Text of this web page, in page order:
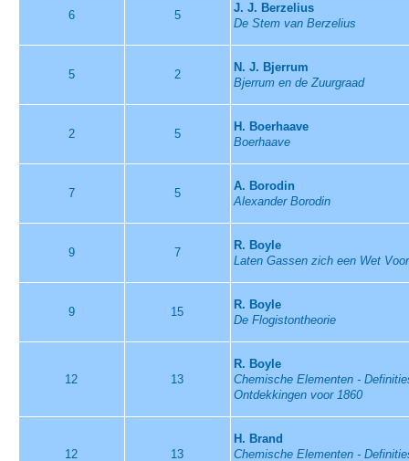
6 5
J. J. Berzelius
De Stem van Berzelius
5 2
N. J. Bjerrum
Bjerrum en de Zuurgraad
2 5
H. Boerhaave
Boerhaave
7 5
A. Borodin
Alexander Borodin
9 7
R. Boyle
Laten Gassen zich een Wet
9 15
R. Boyle
De Flogistontheorie
12 13
R. Boyle
Chemische Elementen -
Ontdekkingen voor 1860
12 13
H. Brand
Chemische Elementen -